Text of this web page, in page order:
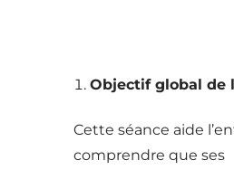
Objectif global de
Cette séance aide
comprendre que ses